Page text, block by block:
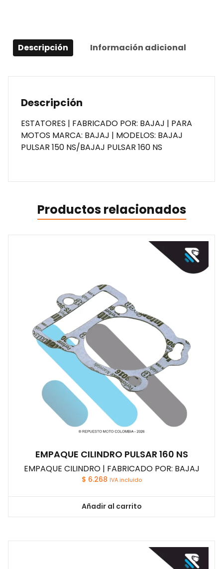
Descripción Información adicional
Descripción
ESTATORES | FABRICADO POR: BAJAJ | PARA
MOTOS MARCA: BAJAJ | MODELOS: BAJAJ
PULSAR 150 NS/BAJAJ PULSAR 160 NS
Productos relacionados
EMPAQUE CILINDRO PULSAR 160 NS
EMPAQUE CILINDRO | FABRICADO POR: BAJAJ
$ 6.268 IVA incluido
Añadir al carrito